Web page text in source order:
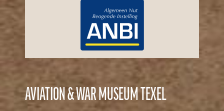
AVIATION & WAR MUSEUM TEXEL